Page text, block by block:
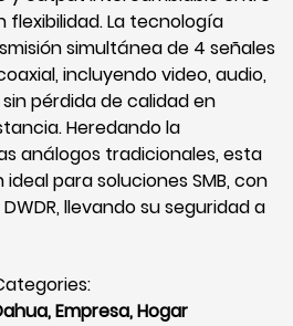
flexibilidad. La tecnología
simultánea de 4 señales
incluyendo video, audio,
pérdida de calidad en
Heredando la
análogos tradicionales, esta
para soluciones SMB, con
DWDR, llevando su seguridad a
,Empresa,Hogar